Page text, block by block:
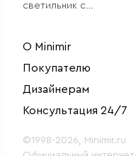
светильник с
О Minimir
Покупателю
Дизайнерам
Консультация 24/7
©1998-2026, Minimir.ru